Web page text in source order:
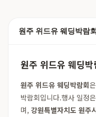
원주 위드유 웨딩박람
원주 위드유 웨딩
원주 위드유 웨딩박람회
박람회입니다.행사 일정은
며, 강원특별자치도 원